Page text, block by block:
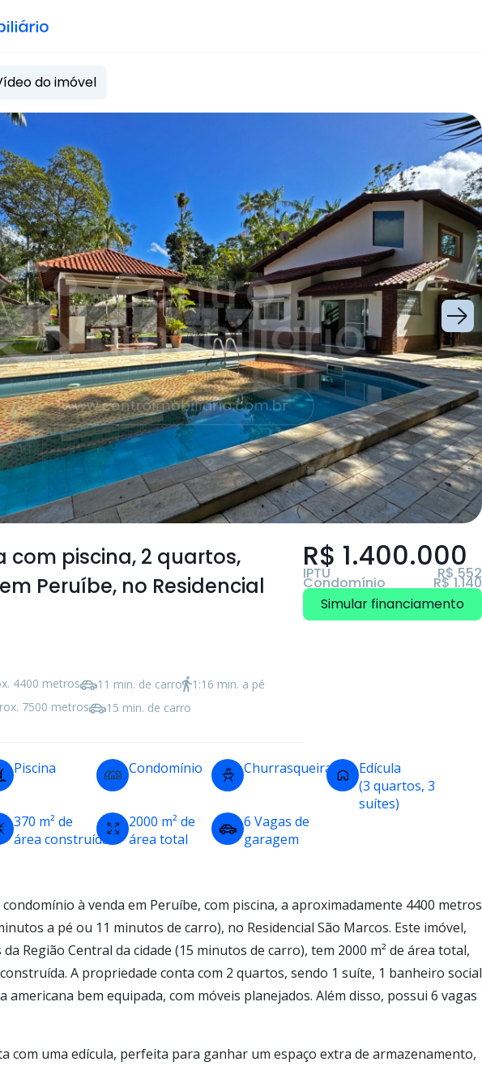
do imóvel
com piscina, 2 quartos,
em Peruíbe, no Residencial
4400 metros 11 min. de carro
1:16 min. a pé
7500 metros 15 min. de carro
R$ 1.400.000
IPTU R$ 552
Condomínio
R$ 1.140
Simular financiamento
Piscina Condomínio Churrasqueira
Edícula
(3 quartos, 3
suítes)
370 m² de
área construída
2000 m² de
área total
6 Vagas de
garagem
condomínio à venda em Peruíbe, com piscina, a aproximadamente 4400 metros
a pé ou 11 minutos de carro), no Residencial São Marcos. Este imóvel,
Região Central da cidade (15 minutos de carro), tem 2000 m² de área total,
A propriedade conta com 2 quartos, sendo 1 suíte, 1 banheiro social
americana bem equipada, com móveis planejados. Além disso, possui 6 vagas
com uma edícula, perfeita para ganhar um espaço extra de armazenamento,